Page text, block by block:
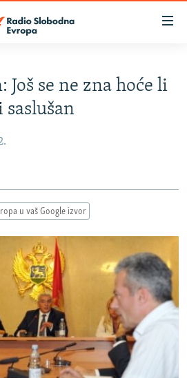
Još se ne zna hoće li
u vaš Google izvor